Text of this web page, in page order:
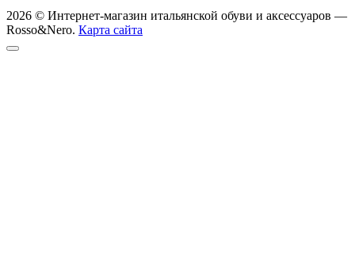
2026 © Интернет-магазин итальянской обуви и аксессуаров —
Rosso&Nero. Карта сайта